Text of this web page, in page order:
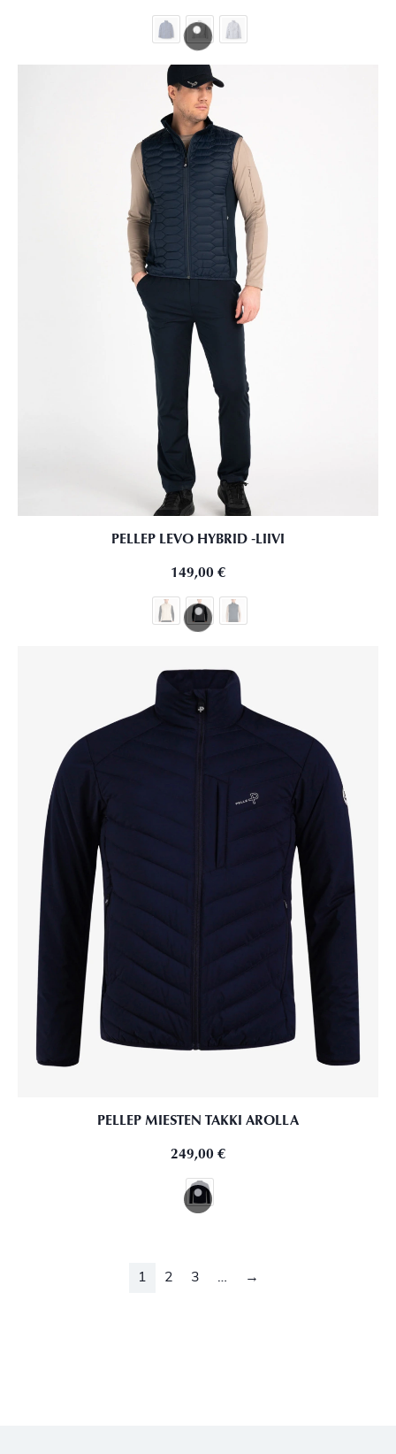
PELLEP LEVO HYBRID ‑LIIVI
149,00 €
PELLEP MIESTEN TAKKI AROLLA
249,00 €
1 2 3 … →